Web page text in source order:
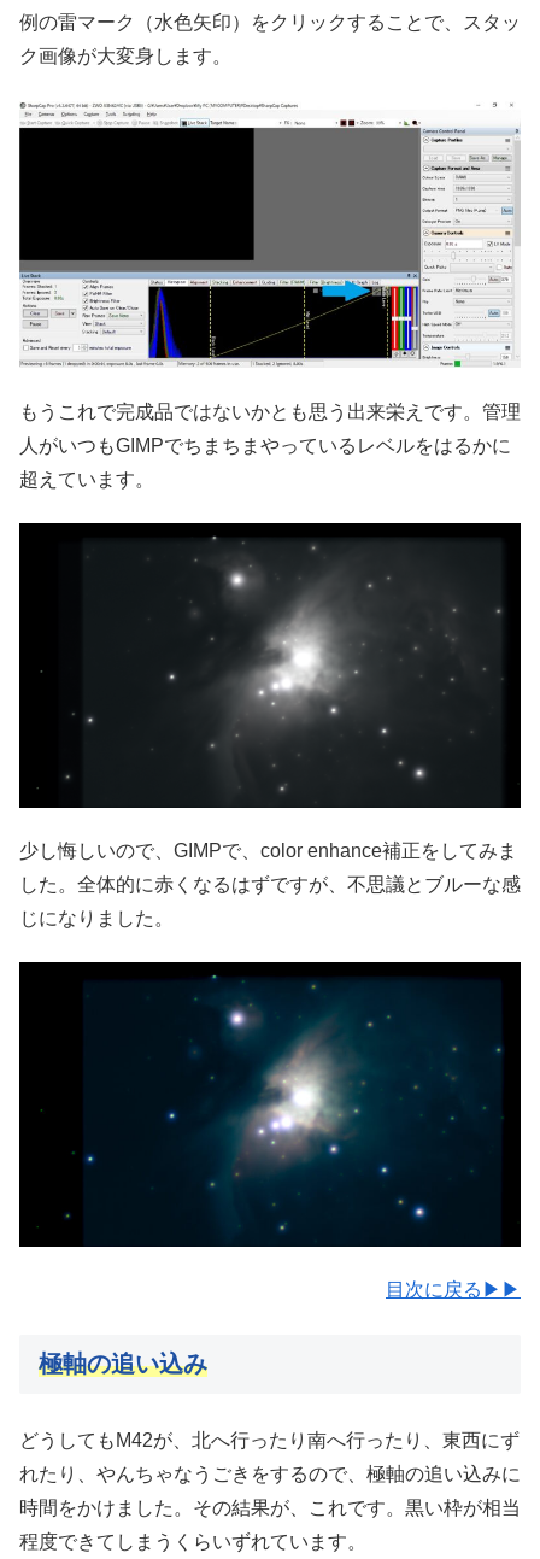
例の雷マーク（水色矢印）をクリックすることで、スタッ
ク画像が大変身します。
もうこれで完成品ではないかとも思う出来栄えです。管理
人がいつもGIMPでちまちまやっているレベルをはるかに
超えています。
少し悔しいので、GIMPで、color enhance補正をしてみま
した。全体的に赤くなるはずですが、不思議とブルーな感
じになりました。
目次に戻る▶▶
極軸の追い込み
どうしてもM42が、北へ行ったり南へ行ったり、東西にず
れたり、やんちゃなうごきをするので、極軸の追い込みに
時間をかけました。その結果が、これです。黒い枠が相当
程度できてしまうくらいずれています。